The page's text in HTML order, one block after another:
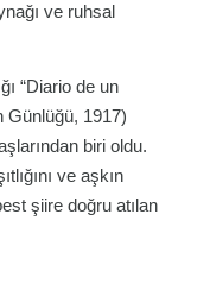
ve ruhsal
“Diario de un
Günlüğü, 1917)
biri oldu.
ve aşkın
şiire doğru atılan